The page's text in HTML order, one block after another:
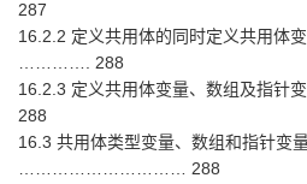
287
16.2.2 定义共用体的同时定义共用体
…………. 288
16.2.3 定义共用体变量、数组及指
288
16.3 共用体类型变量、数组和指针变
………………………… 288